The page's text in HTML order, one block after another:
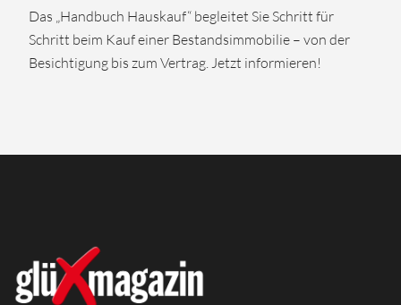
Das „Handbuch Hauskauf“ begleitet Sie Schritt für
Schritt beim Kauf einer Bestandsimmobilie – von der
Besichtigung bis zum Vertrag. Jetzt informieren!